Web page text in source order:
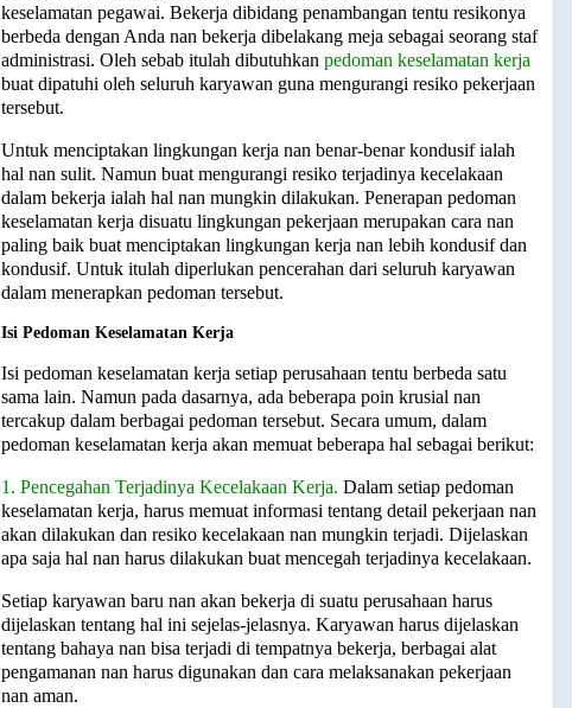
keselamatan pegawai. Bekerja dibidang penambangan tentu resikonya
berbeda dengan Anda nan bekerja dibelakang meja sebagai seorang staf
administrasi. Oleh sebab itulah dibutuhkanpedoman keselamatan kerja
buat dipatuhi oleh seluruh karyawan guna mengurangi resiko pekerjaan
tersebut.
Untuk menciptakan lingkungan kerja nan benar-benar kondusif ialah
hal nan sulit. Namun buat mengurangi resiko terjadinya kecelakaan
dalam bekerja ialah hal nan mungkin dilakukan. Penerapan pedoman
keselamatan kerja disuatu lingkungan pekerjaan merupakan cara nan
paling baik buat menciptakan lingkungan kerja nan lebih kondusif dan
kondusif. Untuk itulah diperlukan pencerahan dari seluruh karyawan
dalam menerapkan pedoman tersebut.
Isi Pedoman Keselamatan Kerja
Isi pedoman keselamatan kerja setiap perusahaan tentu berbeda satu
sama lain. Namun pada dasarnya, ada beberapa poin krusial nan
tercakup dalam berbagai pedoman tersebut. Secara umum, dalam
pedoman keselamatan kerja akan memuat beberapa hal sebagai berikut:
1. Pencegahan Terjadinya Kecelakaan Kerja. Dalam setiap pedoman
keselamatan kerja, harus memuat informasi tentang detail pekerjaan nan
akan dilakukan dan resiko kecelakaan nan mungkin terjadi. Dijelaskan
apa saja hal nan harus dilakukan buat mencegah terjadinya kecelakaan.
Setiap karyawan baru nan akan bekerja di suatu perusahaan harus
dijelaskan tentang hal ini sejelas-jelasnya. Karyawan harus dijelaskan
tentang bahaya nan bisa terjadi di tempatnya bekerja, berbagai alat
pengamanan nan harus digunakan dan cara melaksanakan pekerjaan
nan aman.